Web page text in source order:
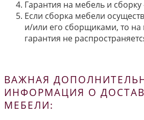
Гарантия на мебель и сборку
Если сборка мебели
и/или его сборщиками, то на
гарантия не
ВАЖНАЯ
ИНФОРМАЦИЯ О
МЕБЕЛИ: